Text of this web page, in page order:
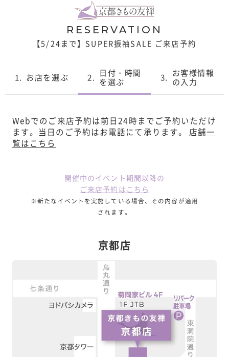
RESERVATION
【5/24まで】SUPER振袖SALE ご来店予約
1. お店を選ぶ 2. 日付・時間
を選ぶ 3. お客様情報
の入力
Webでのご来店予約は前日24時までご予約いただけ
ます。 当日のご予約はお電話にて承ります。 店舗一
覧はこちら
開催中のイベント期間以降の
ご来店予約はこちら
※新たなイベントを実施している場合、その内容が適用
されます。
京都店